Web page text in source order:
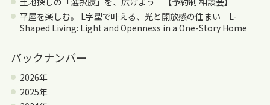
平屋を楽しむ。 L字型で叶える、光と開放感の住まい L-
Shaped Living: Light and Openness in a One-Story Home
バックナンバー
2026年
2025年